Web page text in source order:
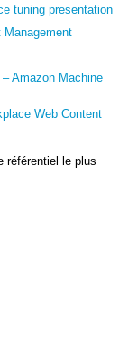
tuning presentation
Amazon Machine
Web Content
référentiel le plus